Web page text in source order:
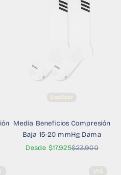
Deslizar
Media Beneficios Compresión
Baja 15-20 mmHg Dama
Precio de oferta
Desde $17.925Precio normal
$23.900
1/13